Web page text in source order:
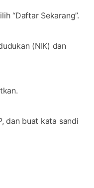
“Daftar Sekarang”.
(NIK) dan
dan buat kata sandi